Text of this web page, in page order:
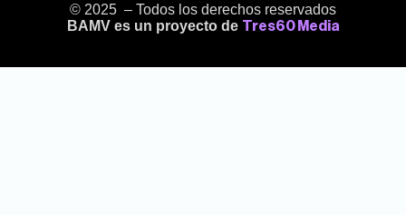
© 2025 – Todos los derechos reservados
BAMV es un proyecto de Tres60 Media